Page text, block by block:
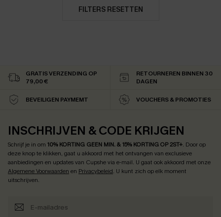
FILTERS RESETTEN
GRATIS VERZENDING OP
79,00 €
RETOURNEREN BINNEN 30
DAGEN
BEVEILIGEN PAYMEMT VOUCHERS & PROMOTIES
INSCHRIJVEN & CODE KRIJGEN
Schrijf je in om 10% KORTING GEEN MIN. & 15% KORTING OP 2ST+. Door op
deze knop te klikken, gaat u akkoord met het ontvangen van exclusieve
aanbiedingen en updates van Cupshe via e-mail. U gaat ook akkoord met onze
Algemene Voorwaarden en Privacybeleid. U kunt zich op elk moment
uitschrijven.